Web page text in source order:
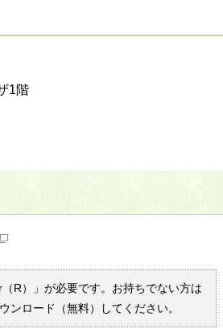
1階
R）」が必要です。お持ちでない方は
ンロード（無料）してください。